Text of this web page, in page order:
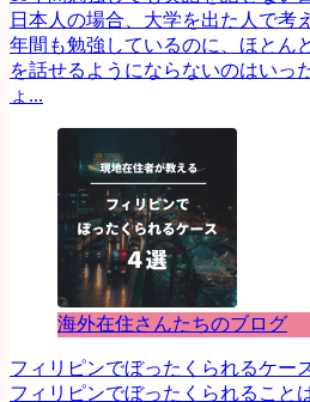
日本人の場合、大学を出た人で考
年間も勉強しているのに、ほとん
を話せるようにならないのはいっ
ょ...
海外在住さんたちのブログ
フィリピンでぼったくられるケー
フィリピンでぼったくられること